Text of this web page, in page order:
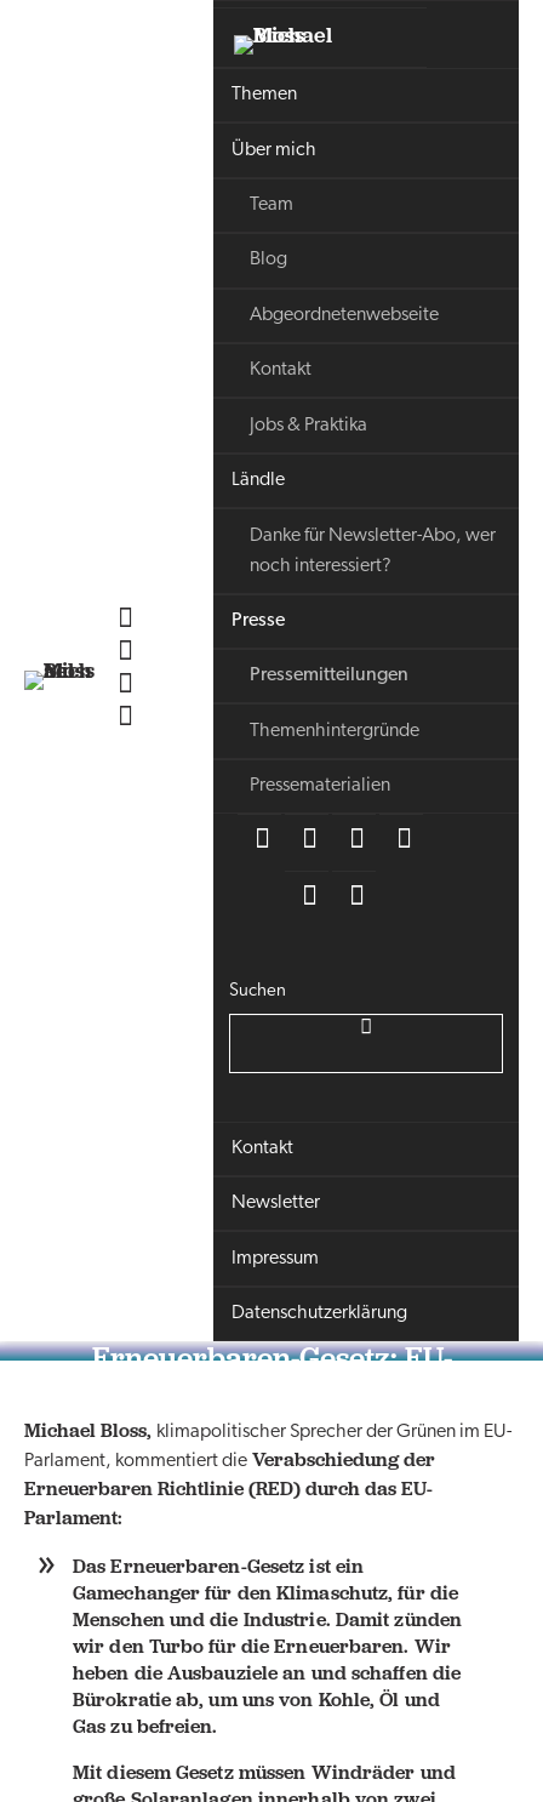
Themen
Über mich
Team
Blog
Abgeordnetenwebseite
Kontakt
Jobs & Praktika
Ländle
Danke für Newsletter-Abo, wer
noch interessiert?
Presse
Pressemitteilungen
Themenhintergründe
Pressematerialien
Suchen
Kontakt
Newsletter
Impressum
Datenschutzerklärung
Erneuerbaren-Gesetz: EU-
Erneuerbaren Turbo
Michael Bloss, klimapolitischer Sprecher der Grünen im EU-
Parlament, kommentiert die Verabschiedung der
Erneuerbaren Richtlinie (RED) durch das EU-
Parlament:
Das Erneuerbaren-Gesetz ist ein
Gamechanger für den Klimaschutz, für die
Menschen und die Industrie. Damit zünden
wir den Turbo für die Erneuerbaren. Wir
heben die Ausbauziele an und schaffen die
Bürokratie ab, um uns von Kohle, Öl und
Gas zu befreien.
Mit diesem Gesetz müssen Windräder und